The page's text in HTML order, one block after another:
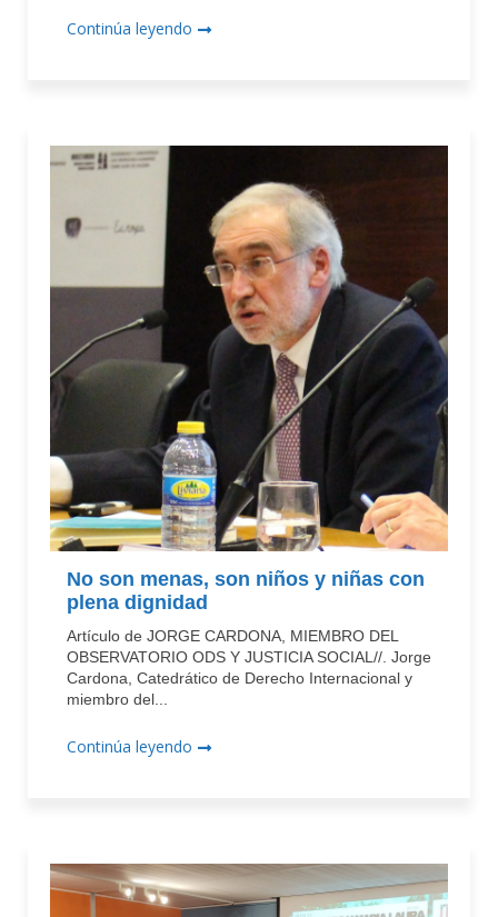
Continúa leyendo
No son menas, son niños y niñas con
plena dignidad
Artículo de JORGE CARDONA, MIEMBRO DEL
OBSERVATORIO ODS Y JUSTICIA SOCIAL//. Jorge
Cardona, Catedrático de Derecho Internacional y
miembro del...
Continúa leyendo